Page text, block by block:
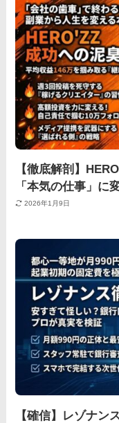
【徹底解剖】
「本気の仕事」に
2026年1月9日
【確信】レゾナン